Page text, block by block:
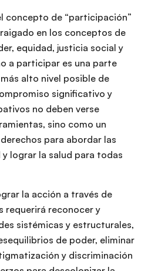
concepto de “participación”
en los conceptos de
equidad, justicia social y
a participar es una parte
alto nivel posible de
significativo y
no deben verse
sino como un
para abordar las
lograr la salud para todas
la acción a través de
requerirá reconocer y
sistémicas y estructurales,
de poder, eliminar
y discriminación